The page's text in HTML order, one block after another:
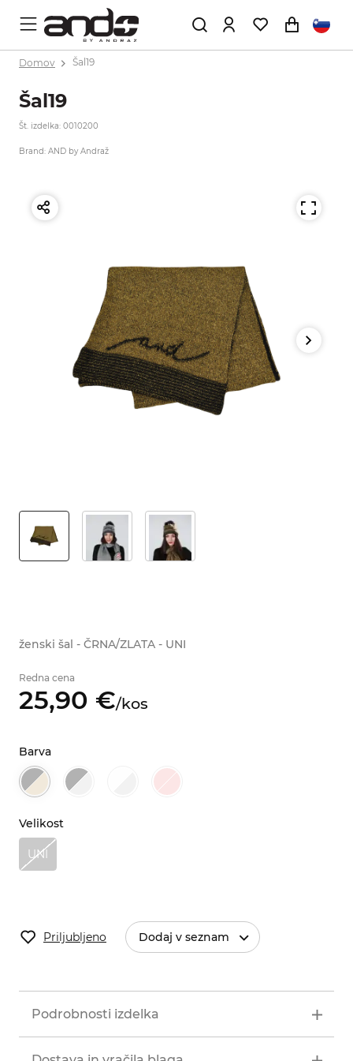
Domov Šal19
Šal19
Št. izdelka: 0010200
Brand: AND by Andraž
ženski šal - ČRNA/ZLATA - UNI
Redna cena
25,90 €/kos
Barva
Velikost
UNI
Priljubljeno Dodaj v seznam
Podrobnosti izdelka